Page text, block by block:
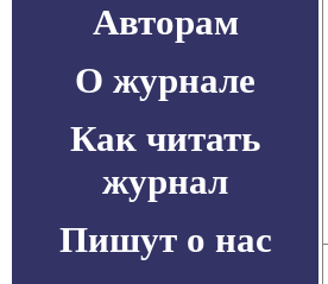
Авторам
О журнале
Как читать
журнал
Пишут о нас